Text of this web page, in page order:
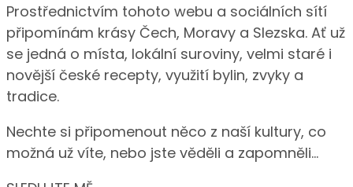
Prostřednictvím tohoto webu a sociálních sítí
připomínám krásy Čech, Moravy a Slezska. Ať už
se jedná o místa, lokální suroviny, velmi staré i
novější české recepty, využití bylin, zvyky a
tradice.
Nechte si připomenout něco z naší kultury, co
možná už víte, nebo jste věděli a zapomněli…